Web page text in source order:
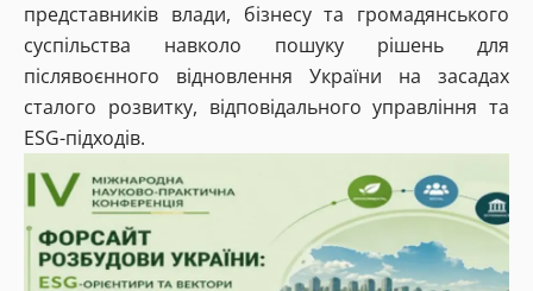
представників влади, бізнесу та громадянського
суспільства навколо пошуку рішень для
післявоєнного відновлення України на засадах
сталого розвитку, відповідального управління та
ESG-підходів.